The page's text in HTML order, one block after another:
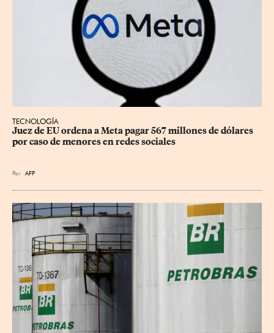
TECNOLOGÍA
Juez de EU ordena a Meta pagar 567 millones de dólares
por caso de menores en redes sociales
Por AFP